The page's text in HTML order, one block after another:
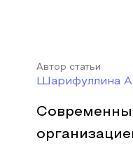
Автор статьи
Шарифуллина